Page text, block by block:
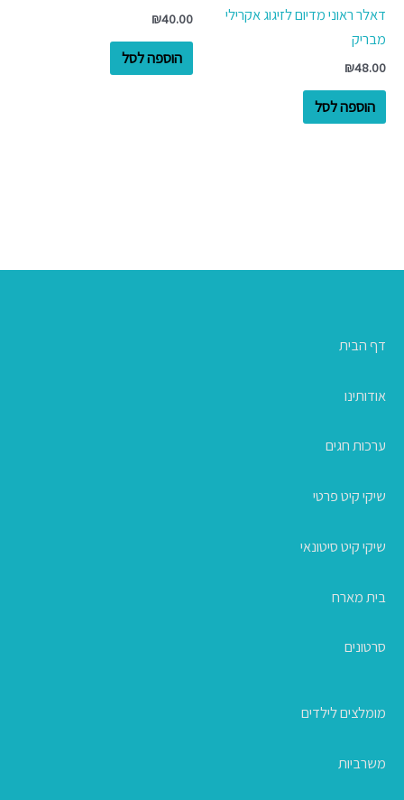
דאלר ראוני מדיום לזיגוג אקרילי
מבריק
₪48.00
הוספה לסל
₪40.00
הוספה לסל
דף הבית
אודותינו
ערכות חגים
שיקי קיט פרטי
שיקי קיט סיטונאי
בית מארח
סרטונים
מומלצים לילדים
משרביות